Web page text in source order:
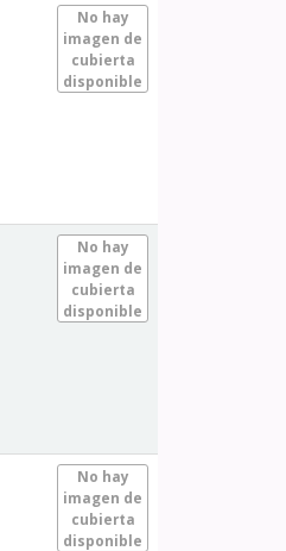
No hay
imagen de
cubierta
disponible
No hay
imagen de
cubierta
disponible
No hay
imagen de
cubierta
disponible